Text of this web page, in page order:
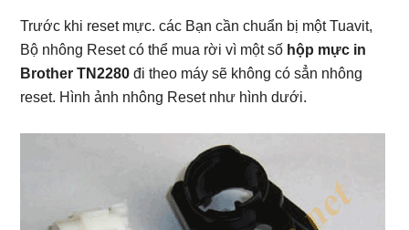
Trước khi reset mực. các Bạn cần chuẩn bị một Tuavit,
Bộ nhông Reset có thể mua rời vì một số hộp mực in
Brother TN2280 đi theo máy sẽ không có sẳn nhông
reset. Hình ảnh nhông Reset như hình dưới.